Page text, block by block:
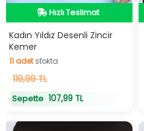
Hızlı Teslimat
Hızlı Teslimat
Kadın Yıldız Desenli Zincir
Kemer
11adetstokta
11adetstokta
119,99 TL
Sepette 107,99 TL